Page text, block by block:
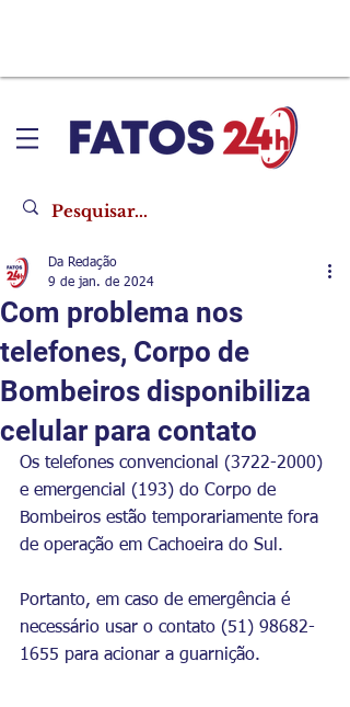
Com problema nos
telefones, Corpo de
Bombeiros disponibiliza
celular para contato
Da Redação
9 de jan. de 2024
Os telefones convencional (3722-2000)
e emergencial (193) do Corpo de
Bombeiros estão temporariamente fora
de operação em Cachoeira do Sul.
Portanto, em caso de emergência é
necessário usar o contato (51) 98682-
1655 para acionar a guarnição.